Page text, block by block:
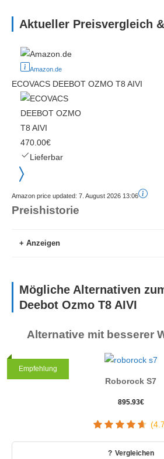
Aktueller Preisvergleich
Amazon.de
ECOVACS DEEBOT OZMO T8 AIVI
470.00€
Lieferbar
Amazon price updated: 7. August 2026 13:06
Preishistorie
Anzeigen
Höchster Preis
27. Juni 2026
470.00€Amazon.de
Mögliche Alternativen
Deebot Ozmo T8 AIVI
Alternative mit besserer
Testsieger
Empfehlung
Roborock S7
895.93€
Vergleichen